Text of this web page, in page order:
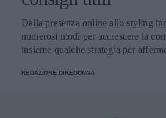
Dalla presenza online allo styling
numerosi modi per accrescere la
insieme qualche strategia per
REDAZIONE DIREDONNA